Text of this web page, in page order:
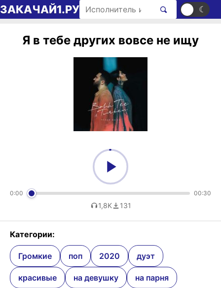
Перейти к содержимому
ЗАКАЧАЙ1.РУ Поиск рингтонов ☀ ☾
Я в тебе других вовсе не ищу
0:00 00:30
1,8K 131
Категории:
Громкие поп 2020 дуэт
красивые на девушку на парня